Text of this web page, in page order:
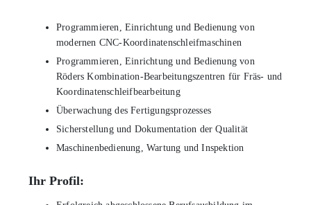
Programmieren, Einrichtung und Bedienung von
modernen CNC-Koordinatenschleifmaschinen
Programmieren, Einrichtung und Bedienung von
Röders Kombination-Bearbeitungszentren für Fräs- und
Koordinatenschleifbearbeitung
Überwachung des Fertigungsprozesses
Sicherstellung und Dokumentation der Qualität
Maschinenbedienung, Wartung und Inspektion
Ihr Profil: